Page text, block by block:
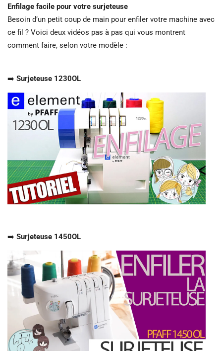
Enfilage facile pour votre surjeteuse
Besoin d’un petit coup de main pour enfiler votre machine avec
ce fil ? Voici deux vidéos pas à pas qui vous montrent
comment faire, selon votre modèle :
➡️ Surjeteuse 1230OL
➡️ Surjeteuse 1450OL